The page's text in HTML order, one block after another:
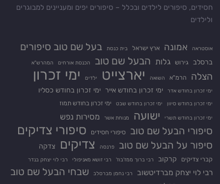
חסידים, סיפורים לילדים ובכלל – סיפורים יפים ומעניינים למבוגרים
ולילדים
אוסטראה אמונה ארץ ישראל בית כנסת בעל שם טוב סיפורים
ברסלב גירוש גלות הבעל שם טוב הכנסת אורחים המהרש"א
הצלה הרמ"א השואה יארצייט ילדים ימי זכרון
ימי זכרון בחודש אדר ימי זכרון בחודש אייר ימי זכרון בחודש כסליו
ימי זכרון בחודש סיוון ימי זכרון בחודש שבט ימי זכרון בחודש תמוז
ימי זכרון בחודש תשרי ישועה מנוחת אשר מסירות נפש
סיפורי הבעל שם טוב סיפורי חסידים סיפורי צדיקים
סיפור על הבעל שם טוב פרנסה צדיקים צדקה
קברי צדיקים קרקוב רבי ברוך ממז'בוז' רבי זושא מאניפולי רבי לוי יצחק בנדר
רבי לוי יצחק מברדיטשוב רבי נחמן מברסלב שבחי הבעל שם טוב